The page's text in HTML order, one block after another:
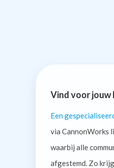
Vind voor jouw
Een
via CannonWorks
waarbij alle
afgestemd. Zo